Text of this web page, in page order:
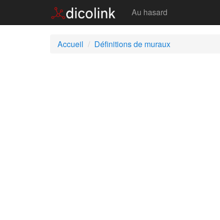
Au hasard
Accueil Définitions de muraux
Muraux